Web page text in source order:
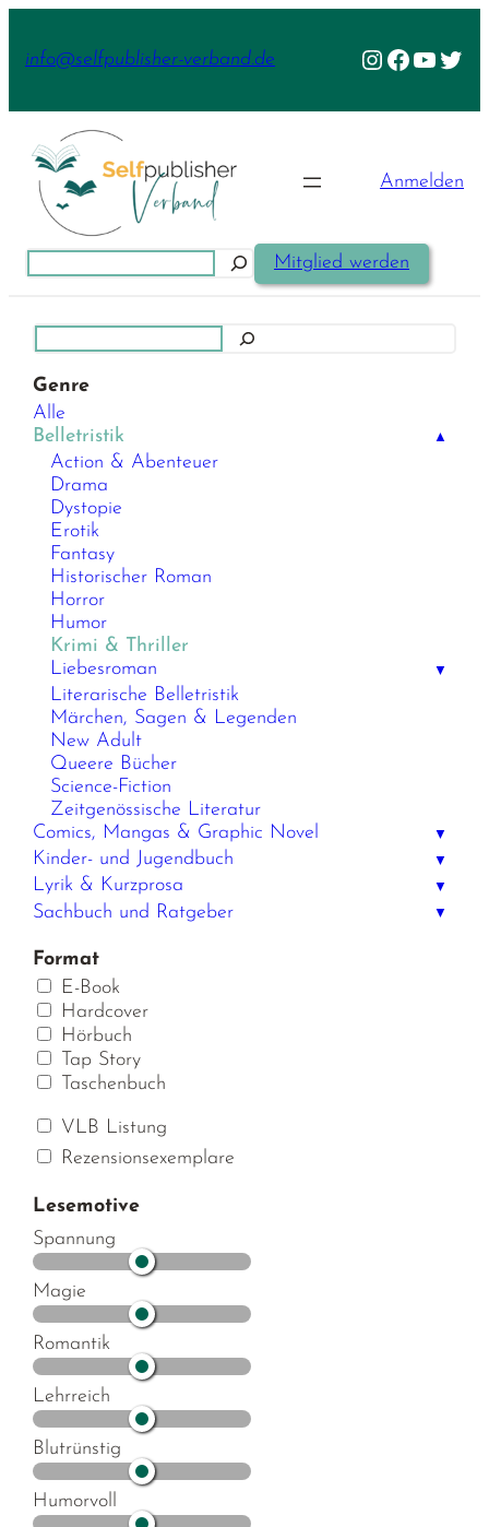
Inhalt
info@selfpublisher-verband.de Instagram
Facebook
Anmelden
Mitglied werden
Genre
Alle
Belletristik
▲
Action & Abenteuer
Drama
Dystopie
Erotik
Fantasy
Historischer Roman
Horror
Humor
Krimi & Thriller
Liebesroman
▼
Literarische Belletristik
Märchen, Sagen & Legenden
New Adult
Queere Bücher
Science-Fiction
Zeitgenössische Literatur
Comics, Mangas & Graphic Novel
▼
Kinder- und Jugendbuch ▼
Lyrik & Kurzprosa ▼
Sachbuch und Ratgeber ▼
Format
E-Book
Hardcover
Hörbuch
Tap Story
Taschenbuch
VLB Listung
Rezensionsexemplare
Lesemotive
Spannung
Magie
Romantik
Lehrreich
Blutrünstig
Humorvoll